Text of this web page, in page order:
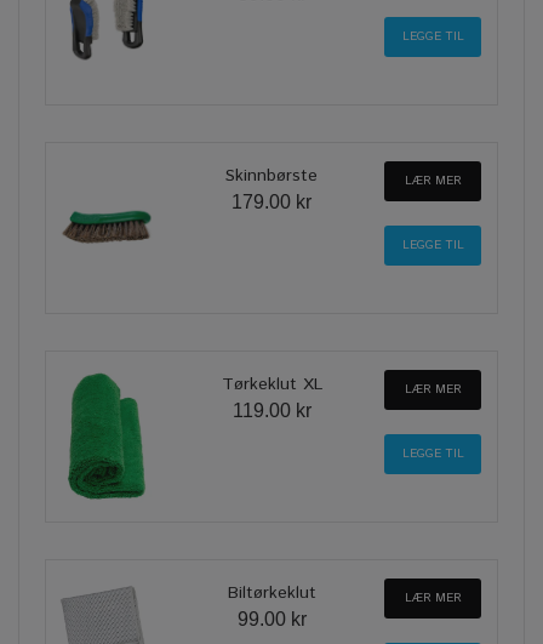
Skinnbørste
179.00 kr
LÆR MER
Tørkeklut XL
119.00 kr
LÆR MER
Biltørkeklut
99.00 kr
LÆR MER